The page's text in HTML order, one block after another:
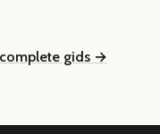
gids →